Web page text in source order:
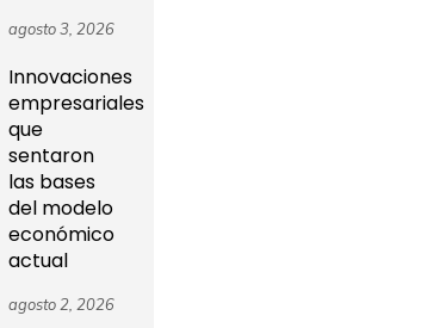
agosto 3, 2026
Innovaciones
empresariales
que
sentaron
las bases
del modelo
económico
actual
agosto 2, 2026